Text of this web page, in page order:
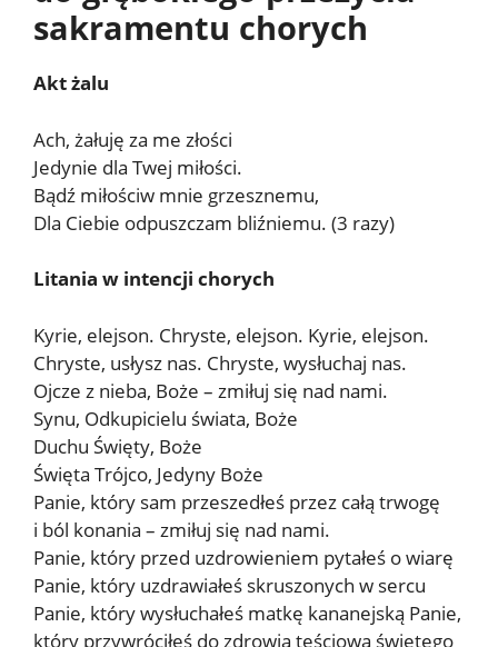
sakramentu chorych
Akt żalu
Ach, żałuję za me złości
Jedynie dla Twej miłości.
Bądź miłościw mnie grzesznemu,
Dla Ciebie odpuszczam bliźniemu. (3 razy)
Litania w intencji chorych
Kyrie, elejson. Chryste, elejson. Kyrie, elejson.
Chryste, usłysz nas. Chryste, wysłuchaj nas.
Ojcze z nieba, Boże – zmiłuj się nad nami.
Synu, Odkupicielu świata, Boże
Duchu Święty, Boże
Święta Trójco, Jedyny Boże
Panie, który sam przeszedłeś przez całą trwogę
i ból konania – zmiłuj się nad nami.
Panie, który przed uzdrowieniem pytałeś o wiarę
Panie, który uzdrawiałeś skruszonych w sercu
Panie, który wysłuchałeś matkę kananejską Panie,
który przywróciłeś do zdrowia teściową świętego